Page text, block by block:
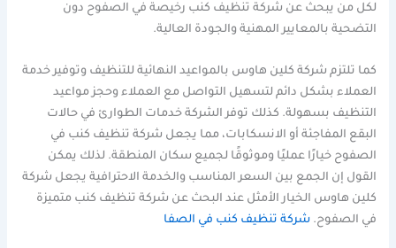
لكل من يبحث عن شركة تنظيف كنب رخيصة في الصفوح دون
التضحية بالمعايير المهنية والجودة العالية.
كما تلتزم شركة كلين هاوس بالمواعيد النهائية للتنظيف وتوفير خدمة
العملاء بشكل دائم لتسهيل التواصل مع العملاء وحجز مواعيد
التنظيف بسهولة. كذلك توفر الشركة خدمات الطوارئ في حالات
البقع المفاجئة أو الانسكابات، مما يجعل شركة تنظيف كنب في
الصفوح خيارًا عمليًا وموثوقًا لجميع سكان المنطقة. لذلك يمكن
القول إن الجمع بين السعر المناسب والخدمة الاحترافية يجعل شركة
كلين هاوس الخيار الأمثل عند البحث عن شركة تنظيف كنب متميزة
في الصفوح.شركة تنظيف كنب في الصفا